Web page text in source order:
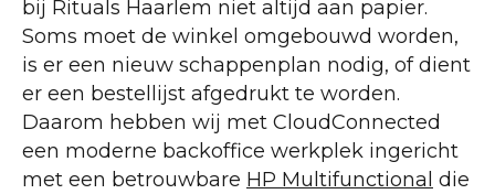
bij Rituals Haarlem niet altijd aan papier.
Soms moet de winkel omgebouwd worden,
is er een nieuw schappenplan nodig, of dient
er een bestellijst afgedrukt te worden.
Daarom hebben wij met CloudConnected
een moderne backoffice werkplek ingericht
met een betrouwbare HP Multifunctional die